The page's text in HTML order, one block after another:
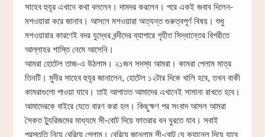
সাহেব হুযূর এখানে কথা বললেন। দামদর করলেন। পরে একই জবাব দিলেন-
মশওয়ারা করে জানাব। আসলে মশওয়ারা অত্যন্ত গুরুত্বপূর্ণ বিষয়। শুধু
মশওয়ারার কারণেই বদর যুদ্ধের বন্দীদের ব্যাপারে গৃহীত সিদ্ধান্তের বিপরীতে
আল্লাহর শাস্তি নেমে আসেনি।
আমরা হোটেল তাজ-এ উঠলাম। ২১জন সদস্য আমরা। কামরা পেলাম মাত্র
তিনটি। মুদীর সাহেব হুযূর জানালেন, হোটেল ১২টার দিকে খালি হবে, তখন বাকী
কামরাগুলো পাওয়া যাবে। তাই আপাতত আমাদের এখানেই সামানা রাখতে হবে।
আমাদেরকে বাইরে যেতে বারণ করা হল। কিছুক্ষণ পর সংবাদ আসল আমরা
সৈকত ট্যুরিজমের মাধ্যমে সী-বোট দিয়ে ফাতরার বন ঘুরতে যাব। সবাই
প্রস্তুতি নিয়ে বেরিয়ে গেলাম। বেরিয়ে জানলাম সী-বোট যে ক্যানেল দিয়ে যাবে